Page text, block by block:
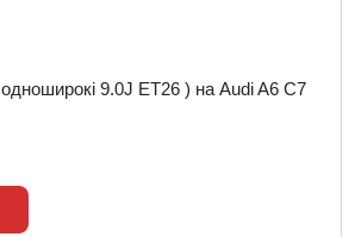
9.0J ET26 ) на Audi A6 C7